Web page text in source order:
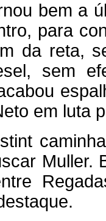
bem a
para
da reta,
sem
em luta
Muller.